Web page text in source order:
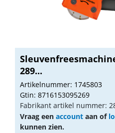
289...
Artikelnummer: 1745803
Gtin: 8716153095269
Fabrikant artikel nummer:
Vraag een account aan of
kunnen zien.